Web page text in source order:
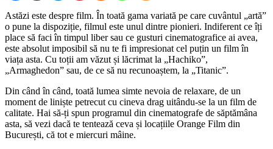
Astăzi este despre film. În toată gama variată pe care cuvântul „artă”
o pune la dispoziție, filmul este unul dintre pionieri. Indiferent ce îți
place să faci în timpul liber sau ce gusturi cinematografice ai avea,
este absolut imposibil să nu te fi impresionat cel puțin un film în
viața asta. Cu toții am văzut și lăcrimat la „Hachiko”,
„Armaghedon” sau, de ce să nu recunoaștem, la „Titanic”.
Din când în când, toată lumea simte nevoia de relaxare, de un
moment de liniște petrecut cu cineva drag uitându-se la un film de
calitate. Hai să-ți spun programul din cinematografe de săptămâna
asta, să vezi dacă te tentează ceva și locațiile Orange Film din
București, că tot e miercuri mâine.